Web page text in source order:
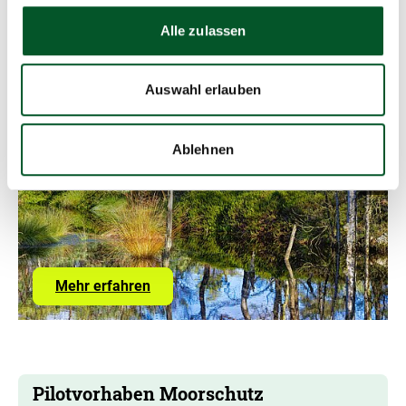
Alle zulassen
Auswahl erlauben
Ablehnen
Unsere Aktivitäten
Mehr erfahrenüber
Förderung
Deutschland
©
Pilotvorhaben Moorschutz